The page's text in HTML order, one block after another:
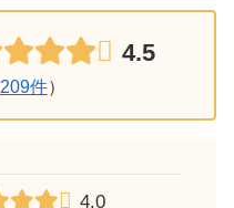
4.5
209件）
4.0